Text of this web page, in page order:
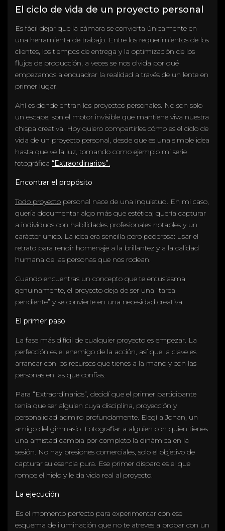
El ciclo de vida de un proyecto personal
Es fácil dejar que la cámara se convierta únicamente en
una herramienta de trabajo. Entre los requerimientos de los
clientes, los tiempos de entrega y la optimización de los
flujos de producción, a veces se nos olvida por qué
empezamos a encuadrar la realidad a través de un lente en
primer lugar.
Ahí es donde entran los proyectos personales. No son solo
un escape; son el motor invisible que mantiene viva nuestra
chispa creativa. Hoy quiero compartirles cómo es el ciclo de
vida de un proyecto personal, desde que es una simple idea
hasta que ve la luz, tomando como ejemplo mi serie
fotográfica “Extraordinarios”.
Encontrar el propósito
Todo proyecto personal nace de una inquietud. En mi caso,
quería documentar algo más que estética; quería capturar
a individuos con habilidades profesionales notables y un
carácter único. La idea era sencilla pero poderosa: usar el
retrato para rendir homenaje a la brillantez y a la calidad
humana de las personas que nos rodean.
Cuando encuentras un concepto que te entusiasma
genuinamente, el proyecto deja de ser una “tarea
pendiente” y se convierte en una necesidad creativa.
El primer paso
La fase más difícil de cualquier proyecto es empezar. La
perfección es el enemigo de la acción, así que la clave es
arrancar con los recursos que tienes a la mano y con las
personas en las que confías.
Para “Extraordinarios”, decidí que el primer participante
tenía que ser alguien cuya disciplina, proyección y
personalidad admiro profundamente. Elegí a Johan, un
amigo del gimnasio. Fotografiar a alguien con quien tienes
una amistad cambia por completo la dinámica en la
sesión. No hay presiones comerciales, solo el objetivo de
capturar su esencia pura. Ese primer disparo es el que
rompe el hielo y le da vida real al proyecto.
La ejecución
Es el momento perfecto para experimentar con ese
esquema de iluminación que no te atreves a probar con un